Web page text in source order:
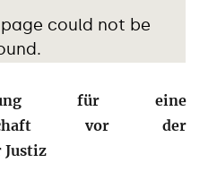
für eine
vor der
Justiz